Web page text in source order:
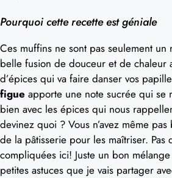
Pourquoi cette recette est géniale
Ces muffins ne sont pas seulement un
belle fusion de douceur et de chaleur
d’épices qui va faire danser vos
figue apporte une note sucrée qui se
bien avec les épices qui nous
devinez quoi ? Vous n’avez même
de la pâtisserie pour les maîtriser. Pas
compliquées ici! Juste un bon
petites astuces que je vais partager